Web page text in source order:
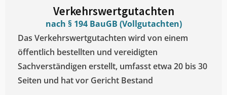
Verkehrswertgutachten
nach § 194 BauGB (Vollgutachten)
Das Verkehrswertgutachten wird von einem
öffentlich bestellten und vereidigten
Sachverständigen erstellt, umfasst etwa 20 bis 30
Seiten und hat vor Gericht Bestand